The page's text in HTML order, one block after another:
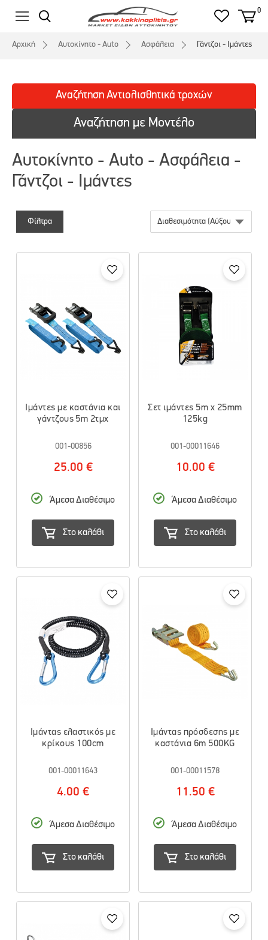
0
Αρχική Αυτοκίνητο - Auto Ασφάλεια Γάντζοι - Ιμάντες
Αναζήτηση με Μοντέλο
Αναζήτηση Αντιολισθητικά τροχών
Αυτοκίνητο - Auto - Ασφάλεια -
Γάντζοι - Ιμάντες
Φίλτρα
Iμάντες με καστάνια και
γάντζους 5m 2τμχ
001-00856
25.00 €
Άμεσα Διαθέσιμο
Στο καλάθι
Σετ ιμάντες 5m x 25mm
125kg
001-00011646
10.00 €
Άμεσα Διαθέσιμο
Στο καλάθι
Ιμάντας ελαστικός με
κρίκους 100cm
001-00011643
4.00 €
Άμεσα Διαθέσιμο
Στο καλάθι
Ιμάντας πρόσδεσης με
καστάνια 6m 500KG
001-00011578
11.50 €
Άμεσα Διαθέσιμο
Στο καλάθι